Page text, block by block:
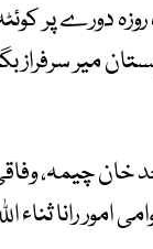
دورے پر
میر
خان چیمہ،
امور رانا ثناء